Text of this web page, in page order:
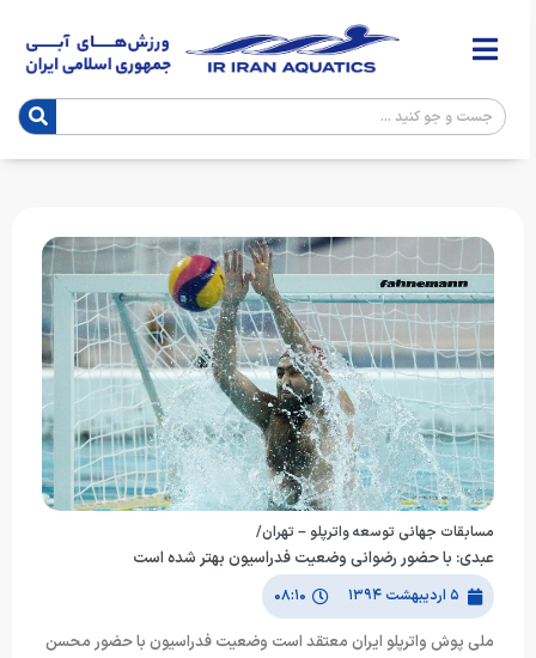
مسابقات جهانی توسعه واترپلو – تهران/
عبدی: با حضور رضوانی وضعیت فدراسیون بهتر شده است
۵ اردیبهشت ۱۳۹۴ ۰۸:۱۰
ملی پوش واترپلو ایران معتقد است وضعیت فدراسیون با حضور محسن